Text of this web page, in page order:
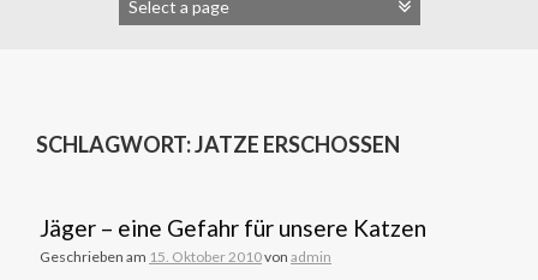
SCHLAGWORT:JATZE ERSCHOSSEN
Jäger – eine Gefahr für unsere Katzen
Geschrieben am 15. Oktober 2010von admin